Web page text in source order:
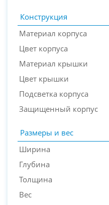
Конструкция
Материал корпуса
Цвет корпуса
Материал крышки
Цвет крышки
Подсветка корпуса
Защищенный корпус
Размеры и вес
Ширина
Глубина
Толщина
Вес